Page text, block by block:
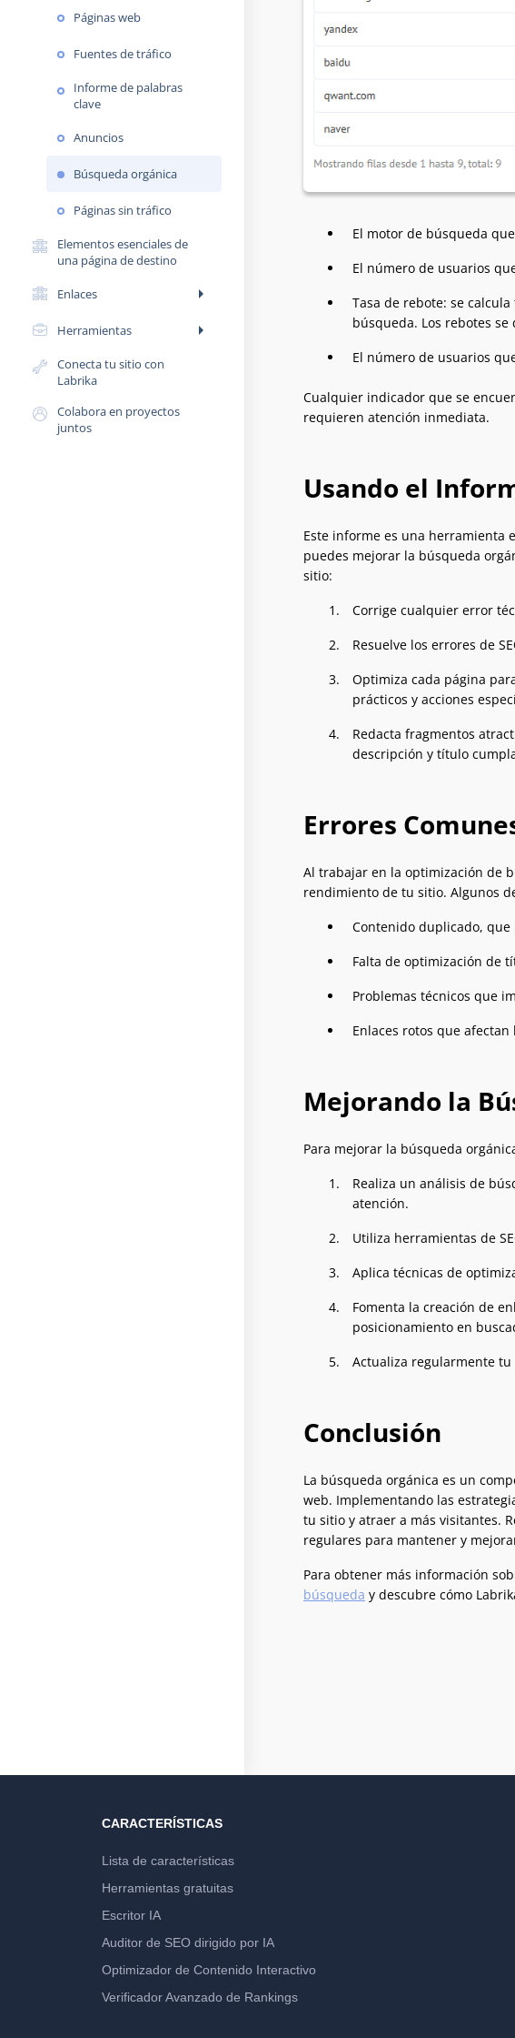
Páginas web
Fuentes de tráfico
Informe de palabras
clave
Anuncios
Búsqueda orgánica
Páginas sin tráfico
Elementos esenciales de
una página de destino
Enlaces arrow_right
Herramientas arrow_right
Conecta tu sitio con
Labrika
Colabora en proyectos
juntos
El motor de búsqueda
El número de usuarios
Tasa de rebote: se
búsqueda. Los rebotes
El número de usuarios
Cualquier indicador que se
requieren atención inmediata.
Usando el
Este informe es una herramienta
puedes mejorar la búsqueda
sitio:
Corrige cualquier error
Resuelve los errores de
Optimiza cada página
prácticos y acciones
Redacta fragmentos
descripción y título
Errores
Al trabajar en la optimización de
rendimiento de tu sitio. Algunos
Contenido duplicado,
Falta de optimización de
Problemas técnicos que
Enlaces rotos que
Mejorando la
Para mejorar la búsqueda
Realiza un análisis de
atención.
Utiliza herramientas de
Aplica técnicas de
Fomenta la creación de
posicionamiento en
Actualiza regularmente
Conclusión
La búsqueda orgánica es un
web. Implementando las
tu sitio y atraer a más visitantes.
regulares para mantener y
Para obtener más información
búsqueda y descubre cómo
CARACTERÍSTICAS
Lista de características
Herramientas gratuitas
Escritor IA
Auditor de SEO dirigido por IA
Optimizador de Contenido Interactivo
Verificador Avanzado de Rankings